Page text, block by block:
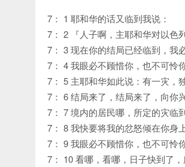
7： 1 耶和华的话又临到我说：
7： 2 『人子啊，主耶和华对以色
7： 3 现在你的结局已经临到，我
7： 4 我眼必不顾惜你，也不可怜
7： 5 主耶和华如此说：有一灾，
7： 6 结局来了，结局来了，向你
7： 7 境内的居民哪，所定的灾临
7： 8 我快要将我的忿怒倾在你身
7： 9 我眼必不顾惜你，也不可怜
7： 10 看哪，看哪，日子快到了